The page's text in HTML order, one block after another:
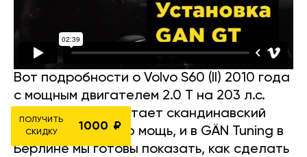
Вот подробности о Volvo S60 (II) 2010 года
с мощным двигателем 2.0 T на 203 л.с.
Эта машина сочетает скандинавский
стиль и серьёзную мощь, и в GÄN Tuning в
Берлине мы готовы показать, как сделать
ПОЛУЧИТЬ
СКИДКУ
1000